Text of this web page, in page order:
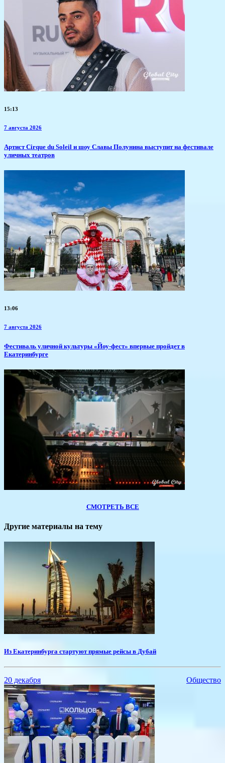
15:13
7 августа 2026
Артист Cirque du Soleil и шоу Славы Полунина выступит на фестивале
уличных театров
13:06
7 августа 2026
​Фестиваль уличной культуры «Йоу-фест» впервые пройдет в
Екатеринбурге
СМОТРЕТЬ ВСЕ
Другие материалы на тему
Из Екатеринбурга стартуют прямые рейсы в Дубай
20 декабря Общество